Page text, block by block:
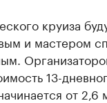
круиза
и мастером
13-
от 2,6